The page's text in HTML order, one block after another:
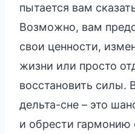
пытается вам
Возможно, вам
свои ценности,
жизни или просто
восстановить силы.
дельта-сне – это
и обрести